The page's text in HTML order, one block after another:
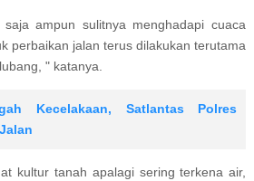
ampun sulitnya menghadapi cuaca
perbaikan jalan terus dilakukan terutama
" katanya.
Kecelakaan, Satlantas Polres
kultur tanah apalagi sering terkena air,